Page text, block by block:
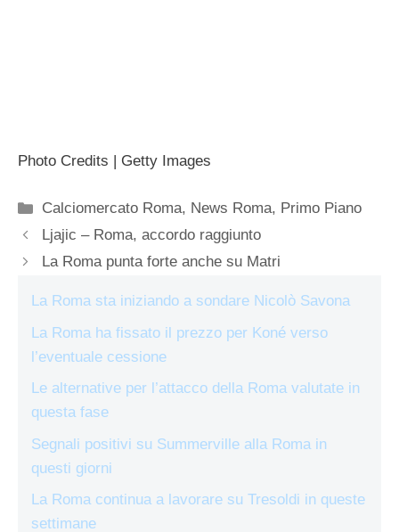
Photo Credits | Getty Images
Categorie
Calciomercato Roma, News Roma, Primo Piano
Ljajic – Roma, accordo raggiunto
La Roma punta forte anche su Matri
La Roma sta iniziando a sondare Nicolò Savona
La Roma ha fissato il prezzo per Koné verso
l’eventuale cessione
Le alternative per l’attacco della Roma valutate in
questa fase
Segnali positivi su Summerville alla Roma in
questi giorni
La Roma continua a lavorare su Tresoldi in queste
settimane